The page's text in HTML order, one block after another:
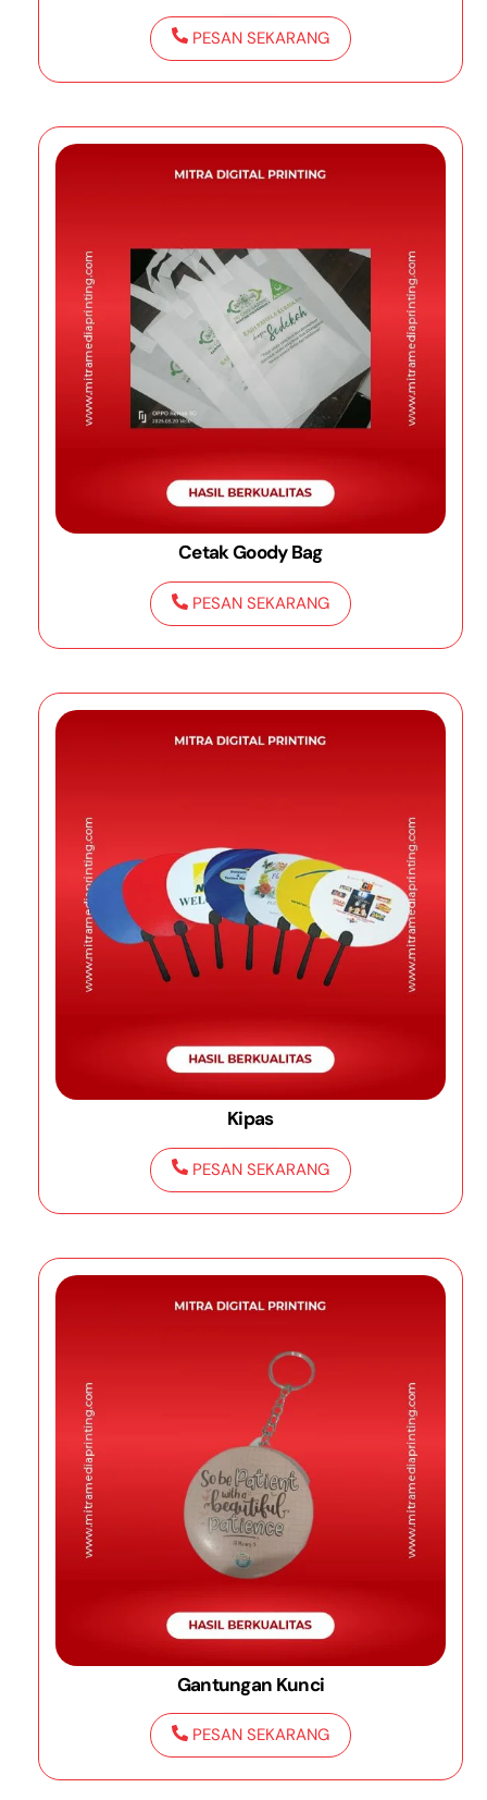
PESAN SEKARANG
Cetak Goody Bag
PESAN SEKARANG
Kipas
PESAN SEKARANG
Gantungan Kunci
PESAN SEKARANG